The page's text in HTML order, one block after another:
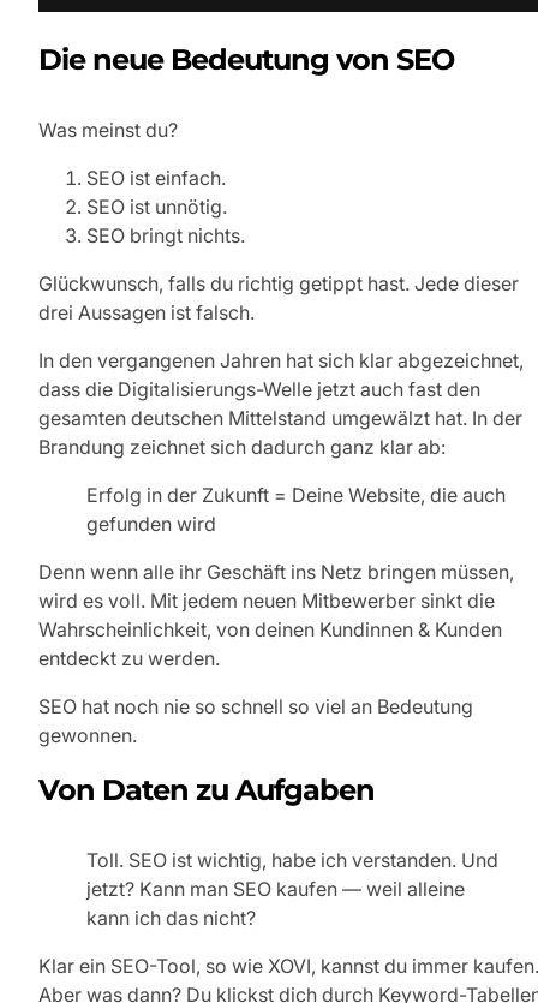
Die neue Bedeutung von SEO
Was meinst du?
SEO ist einfach.
SEO ist unnötig.
SEO bringt nichts.
Glückwunsch, falls du richtig getippt hast. Jede dieser
drei Aussagen ist falsch.
In den vergangenen Jahren hat sich klar abgezeichnet,
dass die Digitalisierungs-Welle jetzt auch fast den
gesamten deutschen Mittelstand umgewälzt hat. In der
Brandung zeichnet sich dadurch ganz klar ab:
Erfolg in der Zukunft = Deine Website, die auch
gefunden wird
Denn wenn alle ihr Geschäft ins Netz bringen müssen,
wird es voll. Mit jedem neuen Mitbewerber sinkt die
Wahrscheinlichkeit, von deinen Kundinnen & Kunden
entdeckt zu werden.
SEO hat noch nie so schnell so viel an Bedeutung
gewonnen.
Von Daten zu Aufgaben
Toll. SEO ist wichtig, habe ich verstanden. Und
jetzt? Kann man SEO kaufen — weil alleine
kann ich das nicht?
Klar ein SEO-Tool, so wie XOVI, kannst du immer kaufen.
Aber was dann? Du klickst dich durch Keyword-